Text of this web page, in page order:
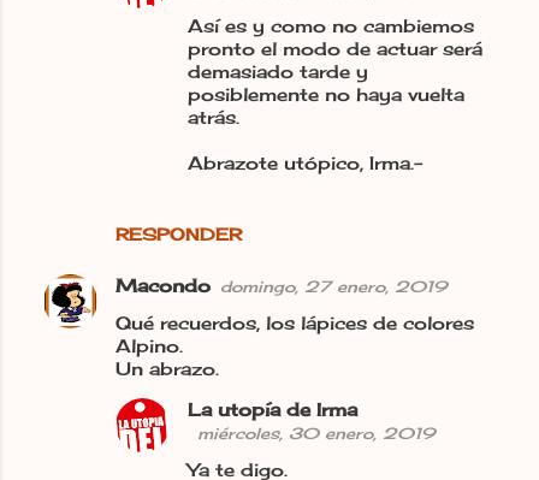
RESPONDER
Así es y como no cambiemos
pronto el modo de actuar será
demasiado tarde y
posiblemente no haya vuelta
atrás.
Abrazote utópico, Irma.-
Macondo domingo, 27 enero, 2019
Qué recuerdos, los lápices de colores
Alpino.
Un abrazo.
La utopía de Irma
miércoles, 30 enero, 2019
Ya te digo.